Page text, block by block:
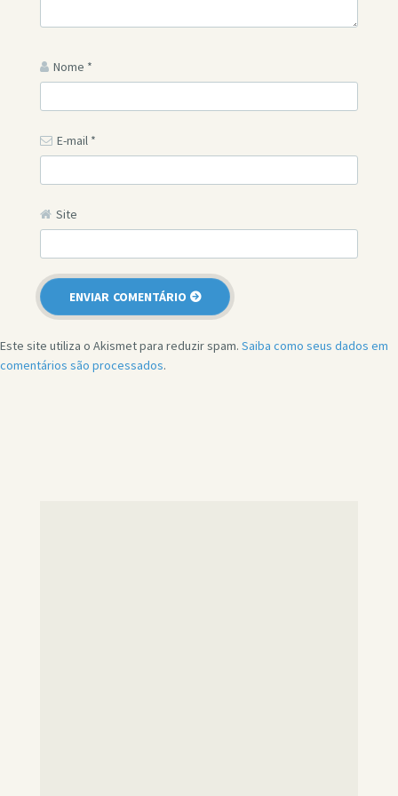
Nome *
E-mail *
Site
Este site utiliza o Akismet para reduzir spam. Saiba como seus dados em
comentários são processados.